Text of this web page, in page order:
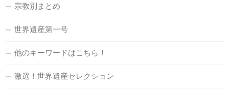
宗教別まとめ
世界遺産第一号
他のキーワードはこちら！
激選！世界遺産セレクション